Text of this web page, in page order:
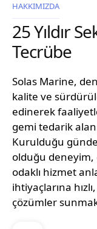
HAKKIMIZDA
25 Yıldır
Tecrübe
Solas Marine,
kalite ve
edinerek
gemi tedarik
Kurulduğu
olduğu deneyim,
odaklı hizmet
ihtiyaçlarına
çözümler